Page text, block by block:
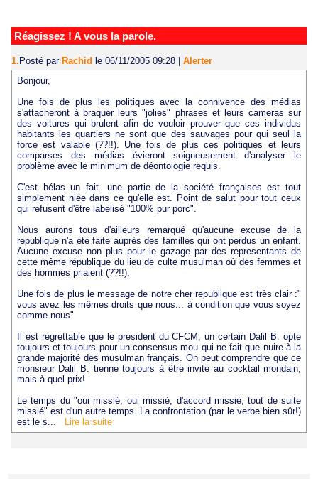
Réagissez ! A vous la parole.
1. Posté par Rachid le 06/11/2005 09:28
Alerter
Bonjour,
Une fois de plus les politiques avec la connivence des médias
s'attacheront à braquer leurs "jolies" phrases et leurs cameras sur
des voitures qui brulent afin de vouloir prouver que ces individus
habitants les quartiers ne sont que des sauvages pour qui seul la
force est valable (??!!). Une fois de plus ces politiques et leurs
comparses des médias évieront soigneusement d'analyser le
problème avec le minimum de déontologie requis.
C'est hélas un fait. une partie de la société françaises est tout
simplement niée dans ce qu'elle est. Point de salut pour tout ceux
qui refusent d'être labelisé "100% pur porc".
Nous aurons tous d'ailleurs remarqué qu'aucune excuse de la
republique n'a été faite auprès des familles qui ont perdus un enfant.
Aucune excuse non plus pour le gazage par des representants de
cette même république du lieu de culte musulman où des femmes et
des hommes priaient (??!!).
Une fois de plus le message de notre cher republique est très clair :"
vous avez les mêmes droits que nous... à condition que vous soyez
comme nous"
Il est regrettable que le president du CFCM, un certain Dalil B. opte
toujours et toujours pour un consensus mou qui ne fait que nuire à la
grande majorité des musulman français. On peut comprendre que ce
monsieur Dalil B. tienne toujours à être invité au cocktail mondain,
mais à quel prix!
Le temps du "oui missié, oui missié, d'accord missié, tout de suite
missié" est d'un autre temps. La confrontation (par le verbe bien sûr!)
est le s...
Lire la suite